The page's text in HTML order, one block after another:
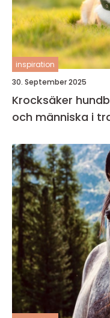
inspiration
30. September 2025
Krocksäker
och människa i